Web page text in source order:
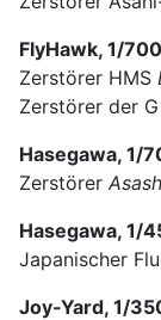
FlyHawk, 1/700
Zerstörer HMS
Zerstörer der
Hasegawa, 1/
Zerstörer
Hasegawa, 1/
Japanischer
Joy-Yard, 1/